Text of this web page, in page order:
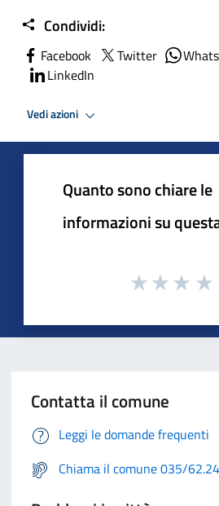
Condividi:
Facebook Twitter
LinkedIn
Vedi azioni
Quanto sono chiare le
informazioni su
Contatta il comune
Leggi le domande frequenti
Chiama il comune 035/